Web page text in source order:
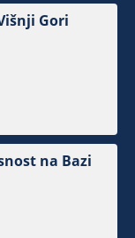
Gori
na Bazi